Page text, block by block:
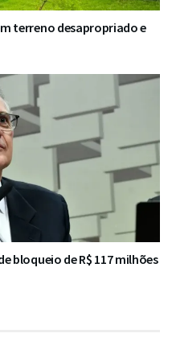
terreno desapropriado e
bloqueio de R$ 117 milhões